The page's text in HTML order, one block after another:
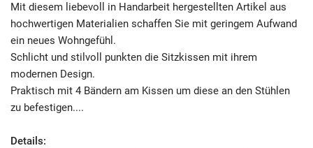
Mit diesem liebevoll in Handarbeit hergestellten Artikel aus
hochwertigen Materialien schaffen Sie mit geringem Aufwand
ein neues Wohngefühl.
Schlicht und stilvoll punkten die Sitzkissen mit ihrem
modernen Design.
Praktisch mit 4 Bändern am Kissen um diese an den Stühlen
zu befestigen....
Details: